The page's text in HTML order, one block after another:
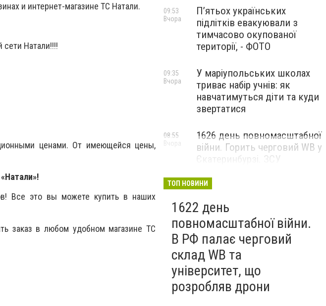
и интернет-магазине ТС Натали.
Натали!!!!
ценами. От имеющейся цены,
Все это вы можете купить в наших
заказ в любом удобном магазине ТС
П’ятьох українських
підлітків евакуювали з
тимчасово окупованої
території, - ФОТО
09:53
Вчора
У маріупольських школах
триває набір учнів: як
навчатимуться діти та куди
звертатися
09:35
Вчора
1626 день повномасштабної
війни. Горить черговий WB у
Єкатеринбурзі. ЗСУ
Маріуполі
08:55
Вчора
ТОП НОВИНИ
1622 день
повномасштабної війни.
В РФ палає черговий
склад WB та
університет, що
розробляв дрони